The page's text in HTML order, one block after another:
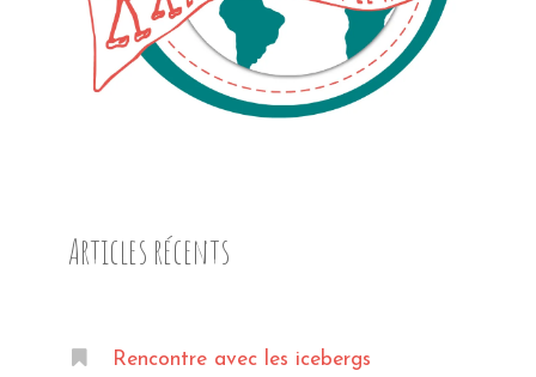
Articles récents
Rencontre avec les icebergs